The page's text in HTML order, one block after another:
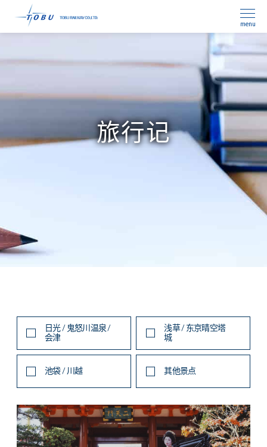
menu
旅行记
日光 / 鬼怒川温泉 /
会津
浅草 / 东京晴空塔
城
池袋 / 川越 其他景点